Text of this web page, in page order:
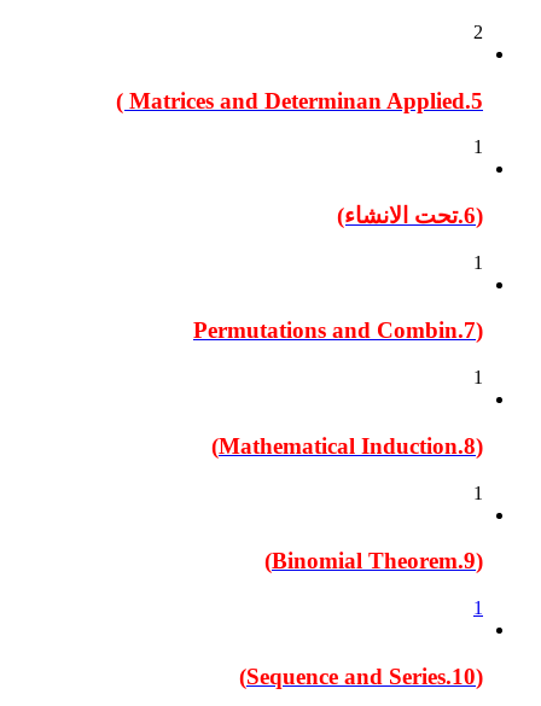
2
5.Matrices and Determinan Applied )
1
(6.تحت الانشاء)
1
(7.Permutations and Combin
1
(8.Mathematical Induction)
1
(9.Binomial Theorem)
1
(10.Sequence and Series)